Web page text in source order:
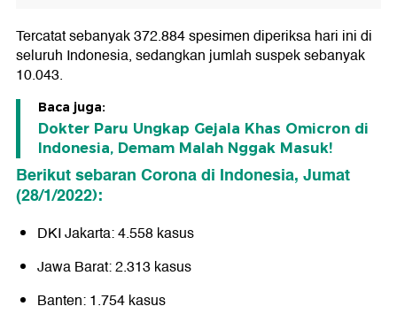
Tercatat sebanyak 372.884 spesimen diperiksa hari ini di
seluruh Indonesia, sedangkan jumlah suspek sebanyak
10.043.
Baca juga:
Dokter Paru Ungkap Gejala Khas Omicron di
Indonesia, Demam Malah Nggak Masuk!
Berikut sebaran Corona di Indonesia, Jumat
(28/1/2022):
DKI Jakarta: 4.558 kasus
Jawa Barat: 2.313 kasus
Banten: 1.754 kasus